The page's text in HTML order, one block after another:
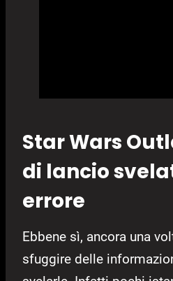
Star Wars
di lancio
errore
Ebbene sì, ancora una
sfuggire delle